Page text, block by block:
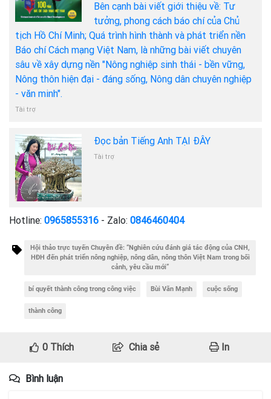
Bên cạnh bài viết giới thiệu về: Tư
tưởng, phong cách báo chí của Chủ
tịch Hồ Chí Minh; Quá trình hình thành và phát triển nền
Báo chí Cách mạng Việt Nam, là những bài viết chuyên
sâu về xây dựng nền "Nông nghiệp sinh thái - bền vững,
Nông thôn hiện đại - đáng sống, Nông dân chuyên nghiệp
- văn minh".
Tài trợ
Đọc bản Tiếng Anh TẠI ĐÂY
Tài trợ
Hotline: 0965855316 - Zalo: 0846460404
Hội thảo trực tuyến Chuyên đề: “Nghiên cứu đánh giá tác động của CNH,
HĐH đến phát triển nông nghiệp, nông dân, nông thôn Việt Nam trong bối
cảnh, yêu cầu mới”
bí quyết thành công trong công việc Bùi Văn Mạnh cuộc sống
thành công
0Thích Chia sẻ In
Bình luận